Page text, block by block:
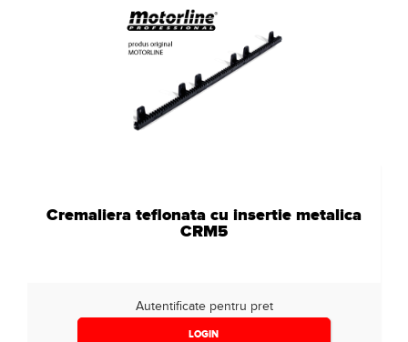
Cremaliera teflonata cu insertie metalica
CRM5
Autentificate pentru pret
LOGIN